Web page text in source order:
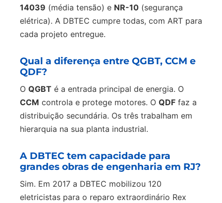
14039 (média tensão) e NR-10 (segurança
elétrica). A DBTEC cumpre todas, com ART para
cada projeto entregue.
Qual a diferença entre QGBT, CCM e
QDF?
O QGBT é a entrada principal de energia. O
CCM controla e protege motores. O QDF faz a
distribuição secundária. Os três trabalham em
hierarquia na sua planta industrial.
A DBTEC tem capacidade para
grandes obras de engenharia em RJ?
Sim. Em 2017 a DBTEC mobilizou 120
eletricistas para o reparo extraordinário Rex